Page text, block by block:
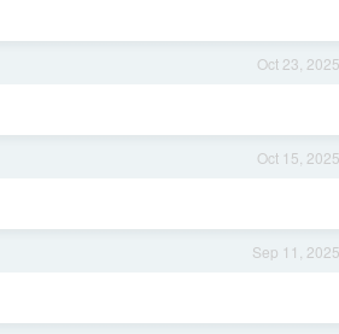
Oct 23, 2025
Oct 15, 2025
Sep 11, 2025